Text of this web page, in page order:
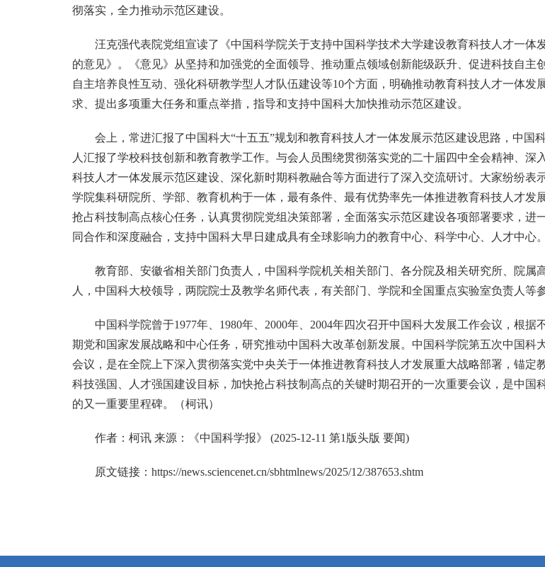
彻落实，全力推动示范区建设。
汪克强代表院党组宣读了《中国科学院关于支持中国科学技术大学建设教育科技人才一体
的意见》。《意见》从坚持和加强党的全面领导、推动重点领域创新能级跃升、促进科技自主
自主培养良性互动、强化科研教学型人才队伍建设等10个方面，明确推动教育科技人才一体发
求、提出多项重大任务和重点举措，指导和支持中国科大加快推动示范区建设。
会上，常进汇报了中国科大“十五五”规划和教育科技人才一体发展示范区建设思路，中国
人汇报了学校科技创新和教育教学工作。与会人员围绕贯彻落实党的二十届四中全会精神、深
科技人才一体发展示范区建设、深化新时期科教融合等方面进行了深入交流研讨。大家纷纷表
学院集科研院所、学部、教育机构于一体，最有条件、最有优势率先一体推进教育科技人才发
抢占科技制高点核心任务，认真贯彻院党组决策部署，全面落实示范区建设各项部署要求，进
同合作和深度融合，支持中国科大早日建成具有全球影响力的教育中心、科学中心、人才中心。
教育部、安徽省相关部门负责人，中国科学院机关相关部门、各分院及相关研究所、院属
人，中国科大校领导，两院院士及教学名师代表，有关部门、学院和全国重点实验室负责人等
中国科学院曾于1977年、1980年、2000年、2004年四次召开中国科大发展工作会议，根据
期党和国家发展战略和中心任务，研究推动中国科大改革创新发展。中国科学院第五次中国科
会议，是在全院上下深入贯彻落实党中央关于一体推进教育科技人才发展重大战略部署，锚定
科技强国、人才强国建设目标，加快抢占科技制高点的关键时期召开的一次重要会议，是中国
的又一重要里程碑。（柯讯）
作者：柯讯 来源：《中国科学报》 (2025-12-11 第1版头版 要闻)
原文链接： https://news.sciencenet.cn/sbhtmlnews/2025/12/387653.shtm